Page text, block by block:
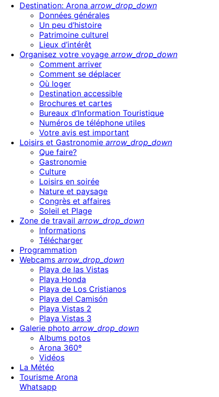
Destination: Arona arrow_drop_down
Données générales
Un peu d’histoire
Patrimoine culturel
Lieux d’intérêt
Organisez votre voyage arrow_drop_down
Comment arriver
Comment se déplacer
Où loger
Destination accessible
Brochures et cartes
Bureaux d’Information Touristique
Numéros de téléphone utiles
Votre avis est important
Loisirs et Gastronomie arrow_drop_down
Que faire?
Gastronomie
Culture
Loisirs en soirée
Nature et paysage
Congrès et affaires
Soleil et Plage
Zone de travail arrow_drop_down
Informations
Télécharger
Programmation
Webcams arrow_drop_down
Playa de las Vistas
Playa Honda
Playa de Los Cristianos
Playa del Camisón
Playa Vistas 2
Playa Vistas 3
Galerie photo arrow_drop_down
Albums potos
Arona 360º
Vidéos
La Météo
Tourisme Arona
Whatsapp